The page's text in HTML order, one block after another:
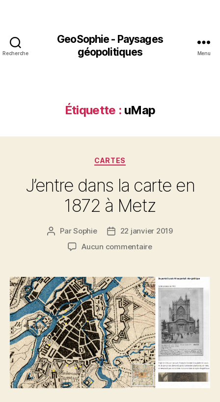
Recherche
GeoSophie - Paysages
géopolitiques
Menu
Étiquette : uMap
Catégories
CARTES
J’entre dans la carte en
1872 à Metz
Auteur
l’article
ParSophie
Date22 janvier 2019
Aucun commentairesur
la
carte
en
1872
à
Metz